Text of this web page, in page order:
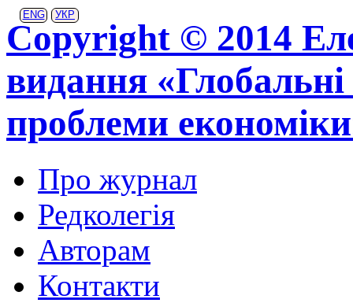
ENG УКР
Copyright © 2014
видання «Глобальні
проблеми
Про журнал
Редколегія
Авторам
Контакти